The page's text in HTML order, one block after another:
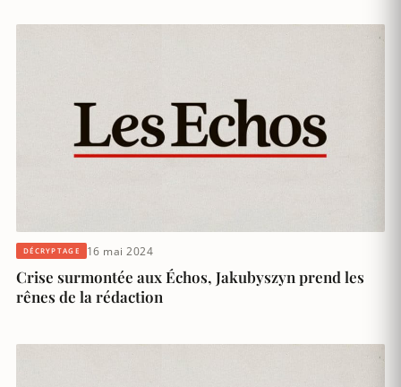
DÉCRYPTAGE 16 mai 2024
Crise surmontée aux Échos, Jakubyszyn prend les
rênes de la rédaction